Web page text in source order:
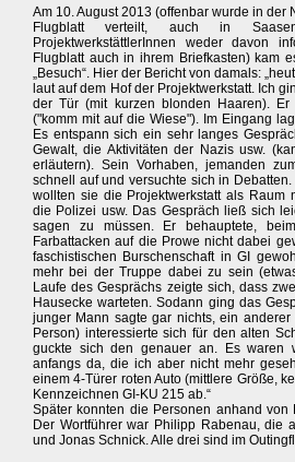
Am 10. August 2013 (offenbar wurde in der
Flugblatt verteilt, auch in
ProjektwerkstättlerInnen weder davon
Flugblatt auch in ihrem Briefkasten) kam
„Besuch“. Hier der Bericht von damals:
laut auf dem Hof der Projektwerkstatt. Ich
der Tür (mit kurzen blonden Haaren).
("komm mit auf die Wiese"). Im Eingang
Es entspann sich ein sehr langes
Gewalt, die Aktivitäten der Nazis usw.
erläutern). Sein Vorhaben, jemanden
schnell auf und versuchte sich in
wollten sie die Projektwerkstatt als Raum
die Polizei usw. Das Gespräch ließ sich
sagen zu müssen. Er behauptete,
Farbattacken auf die Prowe nicht dabei
faschistischen Burschenschaft in GI
mehr bei der Truppe dabei zu sein
Laufe des Gesprächs zeigte sich, dass
Hausecke warteten. Sodann ging das
junger Mann sagte gar nichts, ein
Person) interessierte sich für den alten
guckte sich den genauer an. Es waren
anfangs da, die ich aber nicht mehr
einem 4-Türer roten Auto (mittlere Größe,
Kennzeichnen GI-KU 215 ab.“
Später konnten die Personen anhand von
Der Wortführer war Philipp Rabenau, die
und Jonas Schnick. Alle drei sind im